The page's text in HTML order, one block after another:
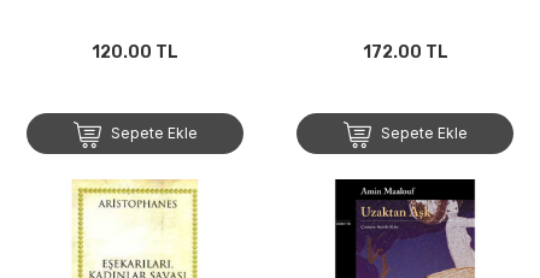
120.00 TL
Sepete Ekle
172.00 TL
Sepete Ekle